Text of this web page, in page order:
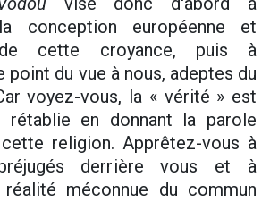
conception européenne et
de cette croyance, puis à
point du vue à nous, adeptes du
voyez-vous, la « vérité » est
rétablie en donnant la parole
religion. Apprêtez-vous à
derrière vous et à
méconnue du commun